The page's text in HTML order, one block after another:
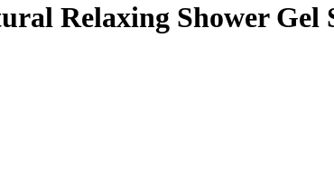
Relaxing Shower Gel